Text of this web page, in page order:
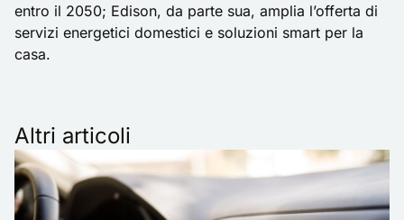
entro il 2050; Edison, da parte sua, amplia l’offerta di
servizi energetici domestici e soluzioni smart per la
casa.
Altri articoli